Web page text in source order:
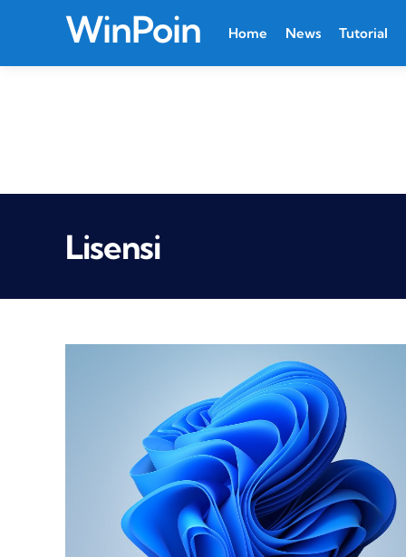
WinPoin Home News Tutorial
Lisensi